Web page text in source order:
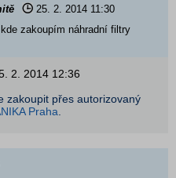
25. 2. 2014 11:30
zakoupím náhradní filtry
2. 2014 12:36
zakoupit přes autorizovaný
Praha